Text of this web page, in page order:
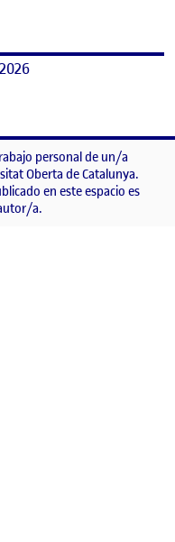
personal de un/a
Oberta de Catalunya.
en este espacio es
a.